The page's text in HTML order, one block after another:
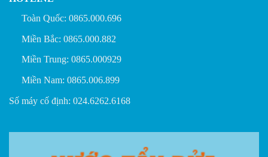
Toàn Quốc: 0865.000.696
Miền Bắc: 0865.000.882
Miền Trung: 0865.000929
Miền Nam: 0865.006.899
Số máy cố định: 024.6262.6168